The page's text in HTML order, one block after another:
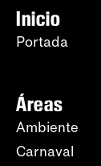
Inicio
Portada
Áreas
Ambiente
Carnaval